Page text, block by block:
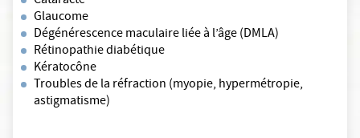
Glaucome
Dégénérescence maculaire liée à l’âge (DMLA)
Rétinopathie diabétique
Kératocône
Troubles de la réfraction (myopie, hypermétropie,
astigmatisme)